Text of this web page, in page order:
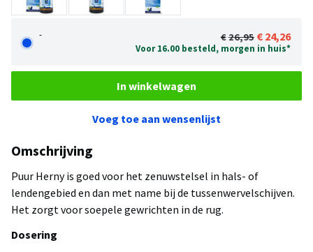
- 26,95 24,26
Voor 16.00 besteld, morgen in huis*
In winkelwagen
Voeg toe aan wensenlijst
Omschrijving
Puur Herny is goed voor het zenuwstelsel in hals- of
lendengebied en dan met name bij de tussenwervelschijven.
Het zorgt voor soepele gewrichten in de rug.
Dosering